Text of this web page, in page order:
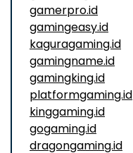
gamerpro.id
gamingeasy.id
kaguragaming.id
gamingname.id
gamingking.id
platformgaming.id
kinggaming.id
gogaming.id
dragongaming.id